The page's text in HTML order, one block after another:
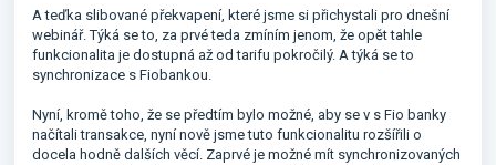
A teďka slibované překvapení, které jsme si přichystali pro dnešní
webinář. Týká se to, za prvé teda zmíním jenom, že opět tahle
funkcionalita je dostupná až od tarifu pokročilý. A týká se to
synchronizace s Fiobankou.
Nyní, kromě toho, že se předtím bylo možné, aby se v s Fio banky
načítali transakce, nyní nově jsme tuto funkcionalitu rozšířili o
docela hodně dalších věcí. Zaprvé je možné mít synchronizovaných